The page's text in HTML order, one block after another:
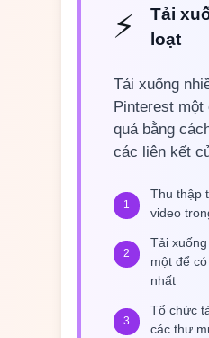
⚡
Tải
loạt
Tải xuống
Pinterest một
quả bằng
các liên kết
1
Thu thập
video
2
Tải
một để
nhất
3
Tổ chức
các thư